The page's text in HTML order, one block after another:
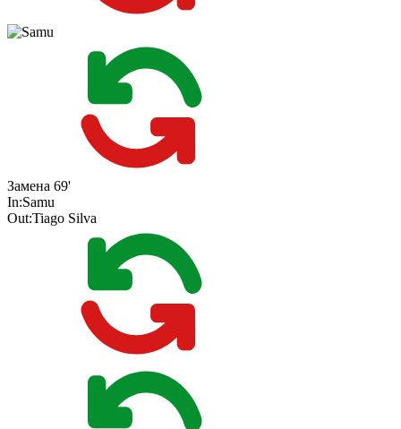
Замена 69'
In:Samu
Out:Tiago Silva